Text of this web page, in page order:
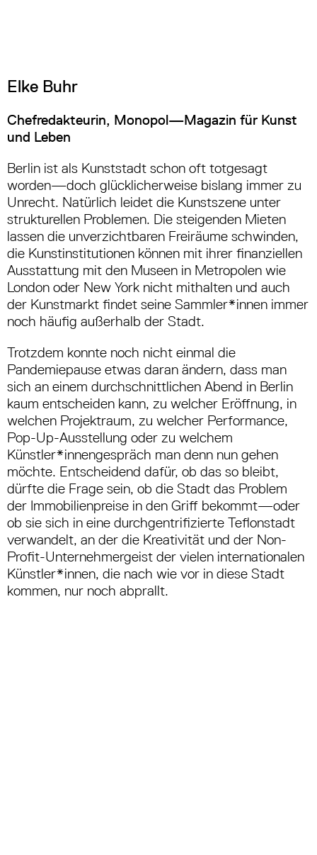
Elke Buhr
Chefredakteurin, Monopol—Magazin für Kunst
und Leben
Berlin ist als Kunststadt schon oft totgesagt
worden—doch glücklicherweise bislang immer zu
Unrecht. Natürlich leidet die Kunstszene unter
strukturellen Problemen. Die steigenden Mieten
lassen die unverzichtbaren Freiräume schwinden,
die Kunstinstitutionen können mit ihrer finanziellen
Ausstattung mit den Museen in Metropolen wie
London oder New York nicht mithalten und auch
der Kunstmarkt findet seine Sammler*innen immer
noch häufig außerhalb der Stadt.
Trotzdem konnte noch nicht einmal die
Pandemiepause etwas daran ändern, dass man
sich an einem durchschnittlichen Abend in Berlin
kaum entscheiden kann, zu welcher Eröffnung, in
welchen Projektraum, zu welcher Performance,
Pop-Up-Ausstellung oder zu welchem
Künstler*innengespräch man denn nun gehen
möchte. Entscheidend dafür, ob das so bleibt,
dürfte die Frage sein, ob die Stadt das Problem
der Immobilienpreise in den Griff bekommt—oder
ob sie sich in eine durchgentrifizierte Teflonstadt
verwandelt, an der die Kreativität und der Non-
Profit-Unternehmergeist der vielen internationalen
Künstler*innen, die nach wie vor in diese Stadt
kommen, nur noch abprallt.